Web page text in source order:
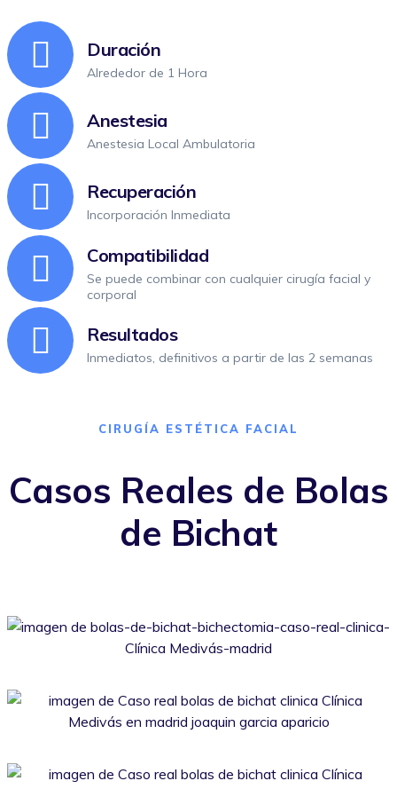
Duración
Alrededor de 1 Hora
Anestesia
Anestesia Local Ambulatoria
Recuperación
Incorporación Inmediata
Compatibilidad
Se puede combinar con cualquier cirugía facial y
corporal
Resultados
Inmediatos, definitivos a partir de las 2 semanas
CIRUGÍA ESTÉTICA FACIAL
Casos Reales de Bolas
de Bichat